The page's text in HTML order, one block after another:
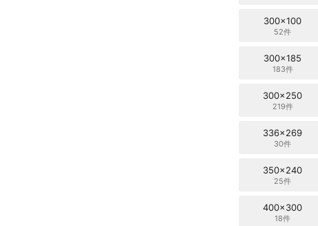
300x100
52件
300x185
183件
300x250
219件
336x269
30件
350x240
25件
400x300
18件